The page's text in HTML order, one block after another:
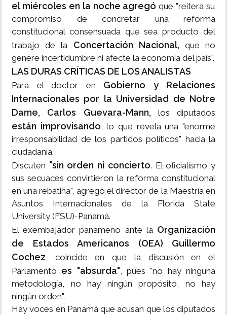
el miércoles en la noche agregó que "reitera su
compromiso de concretar una reforma
constitucional consensuada que sea producto del
trabajo de la Concertación Nacional, que no
genere incertidumbre ni afecte la economía del país".
LAS DURAS CRÍTICAS DE LOS ANALISTAS
Para el doctor en Gobierno y Relaciones
Internacionales por la Universidad de Notre
Dame,
Carlos Guevara-Mann, los diputados
están improvisando, lo que revela una "enorme
irresponsabilidad de los partidos políticos" hacia la
ciudadanía.
Discuten "sin orden ni concierto. El oficialismo y
sus secuaces convirtieron la reforma constitucional
en una rebatiña", agregó el director de la Maestría en
Asuntos Internacionales de la Florida State
University (FSU)-Panamá.
El exembajador panameño ante la Organización
de Estados Americanos (OEA) Guillermo
Cochez, coincide en que la discusión en el
Parlamento es "absurda", pues "no hay ninguna
metodología, no hay ningún propósito, no hay
ningún orden".
Hay voces en Panamá que acusan que los diputados